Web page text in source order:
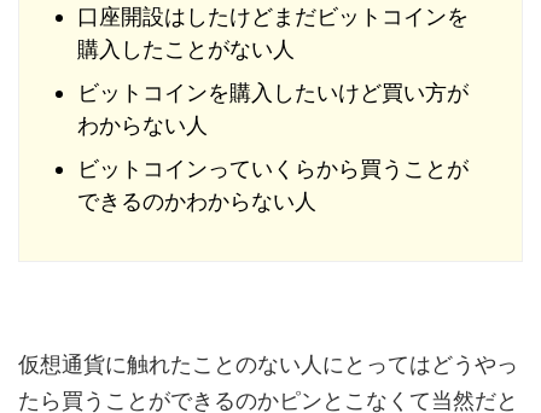
口座開設はしたけどまだビットコインを
購入したことがない人
ビットコインを購入したいけど買い方が
わからない人
ビットコインっていくらから買うことが
できるのかわからない人
仮想通貨に触れたことのない人にとってはどうやっ
たら買うことができるのかピンとこなくて当然だと